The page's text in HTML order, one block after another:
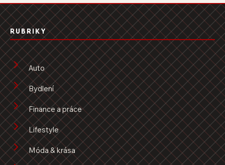
RUBRIKY
Auto
Bydlení
Finance a práce
Lifestyle
Móda & krása